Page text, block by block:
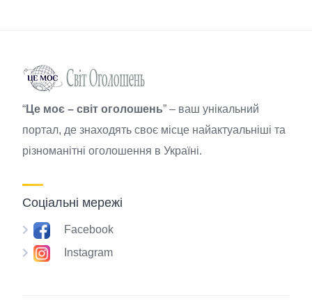
“Це моє – світ оголошень” – ваш унікальний
портал, де знаходять своє місце найактуальніші та
різноманітні оголошення в Україні.
Соціальні мережі
Facebook
Instagram